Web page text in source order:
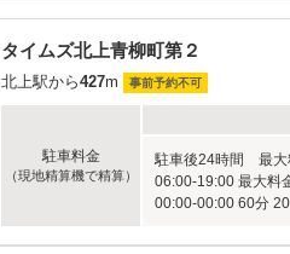
タイムズ北上青柳町第２
北上駅から427m 事前予約不可
駐車料金
（現地精算機で精算）
駐車後24時間 最大
06:00-19:00 最大料
00:00-00:00 60分